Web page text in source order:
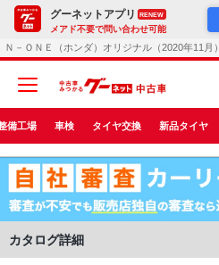
グーネットアプリ RENEW
メアド不要で問い合わせ可能
Ｎ－ＯＮＥ（ホンダ）オリジナル（2020年11月）
備工場 車検 タイヤ交換 新品タイヤ
カタログ詳細